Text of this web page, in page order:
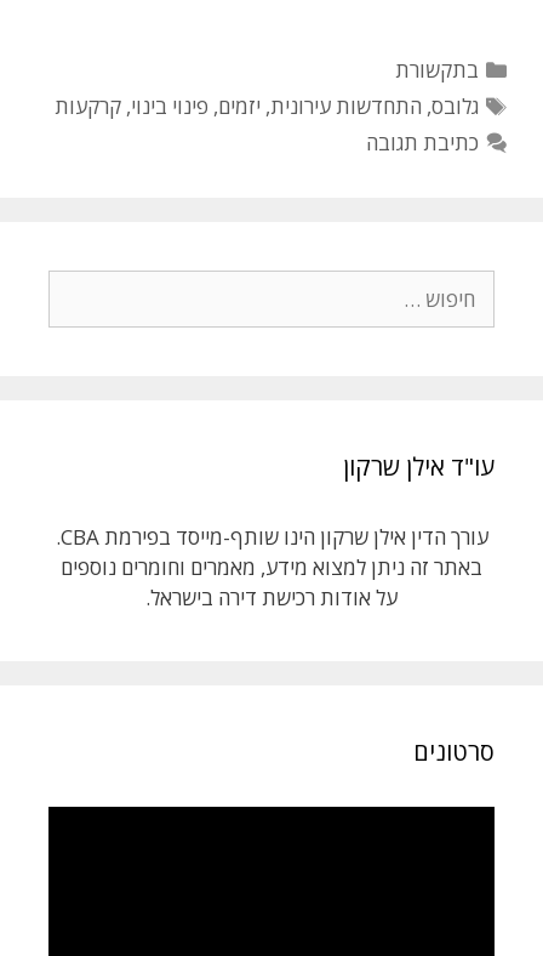
b
o
o
t
e
r
קטגוריות
בתקשורת
תגיות
גלובס, התחדשות עירונית, יזמים, פינוי בינוי,קרקעות
כתיבת תגובה
עו"ד אילן שרקון
עורך הדין אילן שרקון הינו שותף-מייסד בפירמת CBA.
באתר זה ניתן למצוא מידע, מאמרים וחומרים נוספים
על אודות רכישת דירה בישראל.
סרטונים